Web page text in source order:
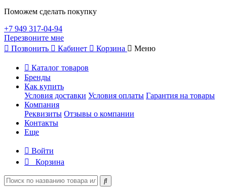
Поможем сделать покупку
+7 949 317-04-94
Перезвоните мне
Позвонить
Кабинет Корзина Меню
Каталог товаров
Бренды
Как купить
Условия доставки Условия оплаты Гарантия на товары
Компания
Реквизиты Отзывы о компании
Контакты
Еще
Войти
Корзина